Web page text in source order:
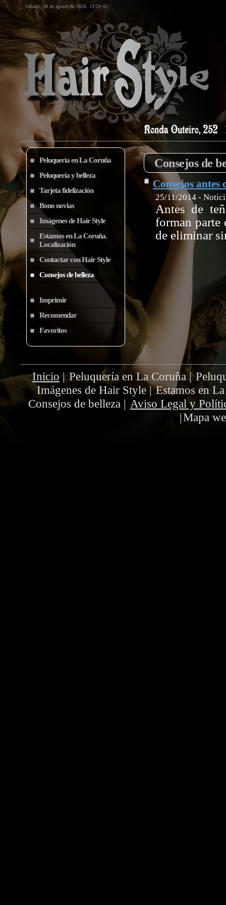
Sábado, 08 de agosto de 2026 13:29:42
Peluquería en La Coruña
Peluquería y belleza
Tarjeta fidelización
Bono novias
Imágenes de Hair Style
Estamos en La Coruña.
Localización
Contactar con Hair Style
Consejos de belleza
Imprimir
Recomendar
Favoritos
Consejos de
Consejos antes
25/11/2014 -
Antes de
forman
de eliminar
Inicio| Peluquería en La Coruña|
Imágenes de Hair Style| Estamos en
Consejos de belleza | Aviso Legal y
|Mapa